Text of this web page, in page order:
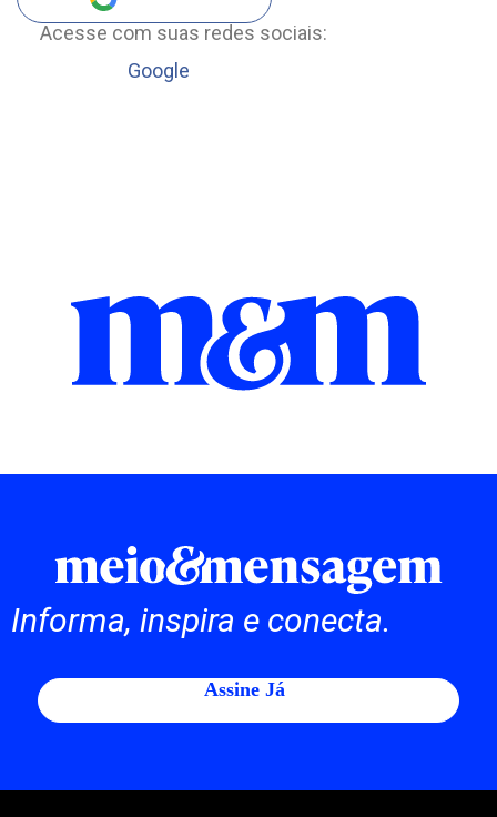
Acesse com suas redes sociais:
Google
Informa, inspira e conecta.
Assine Já